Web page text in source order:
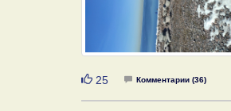
Нравится
25 Комментарии (36)